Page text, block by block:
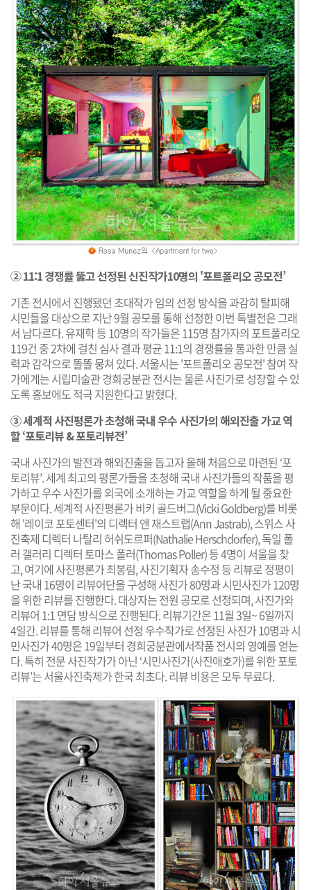
② 11:1 경쟁률 뚫고 선정된 신진작가10명의 '포트폴리오 공모전’
기존 전시에서 진행됐던 초대작가 임의 선정 방식을 과감히 탈피해
시민들을 대상으로 지난 9월 공모를 통해 선정한 이번 특별전은 그래
서 남다르다. 유재학 등 10명의 작가들은 115명 참가자의 포트폴리오
119건 중 2차에 걸친 심사 결과 평균 11:1의 경쟁률을 통과한 만큼 실
력과 감각으로 똘똘 뭉쳐 있다. 서울시는 '포트폴리오 공모전' 참여 작
가에게는 시립미술관 경희궁분관 전시는 물론 사진가로 성장할 수 있
도록 홍보에도 적극 지원한다고 밝혔다.
③ 세계적 사진평론가 초청해 국내 우수 사진가의 해외진출 가교 역
할 ‘포토리뷰 & 포토리뷰전’
국내 사진가의 발전과 해외진출을 돕고자 올해 처음으로 마련된 ‘포
토리뷰’. 세계 최고의 평론가들을 초청해 국내 사진가들의 작품을 평
가하고 우수 사진가를 외국에 소개하는 가교 역할을 하게 될 중요한
부문이다. 세계적 사진평론가 비키 골드버그(Vicki Goldberg)를 비롯
해 '레이코 포토센터'의 디렉터 앤 재스트랩(Ann Jastrab), 스위스 사
진축제 디렉터 나탈리 허쉬도르퍼(Nathalie Herschdorfer), 독일 폴
러 갤러리 디렉터 토마스 폴러(Thomas Poller) 등 4명이 서울을 찾
고, 여기에 사진평론가 최봉림, 사진기획자 송수정 등 리뷰로 정평이
난 국내 16명이 리뷰어단을 구성해 사진가 80명과 시민사진가 120명
을 위한 리뷰를 진행한다. 대상자는 전원 공모로 선정되며, 사진가와
리뷰어 1:1 면담 방식으로 진행된다. 리뷰기간은 11월 3일~ 6일까지
4일간. 리뷰를 통해 리뷰어 선정 우수작가로 선정된 사진가 10명과 시
민사진가 40명은 19일부터 경희궁분관에서작품 전시의 영예를 얻는
다. 특히 전문 사진작가가 아닌 ‘시민사진가(사진애호가)를 위한 포토
리뷰’는 서울사진축제가 한국 최초다. 리뷰 비용은 모두 무료다.